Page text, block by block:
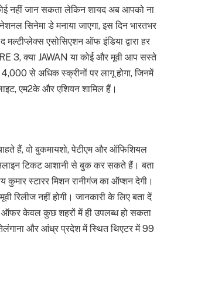
नहीं जान सकता लेकिन शायद अब आपको ना
सिनेमा डे मनाया जाएगा, इस दिन भारतभर
एसोसिएशन ऑफ इंडिया द्वारा हर
3, क्या JAWAN या कोई और मूवी आप सस्ते
से अधिक स्क्रीनों पर लागू होगा, जिनमें
एम2के और एशियन शामिल हैं।
हैं, वो बुकमायशो, पेटीएम और ऑफिशियल
टिकट आशानी से बुक कर सकते हैं। बता
स्टारर मिशन रानीगंज का ऑप्शन देगी।
नहीं होगी। जानकारी के लिए बता दें
ऑफर केवल कुछ शहरों में ही उपलब्ध हो सकता
तेलंगाना और आंध्र प्रदेश में स्थित थिएटर में 99